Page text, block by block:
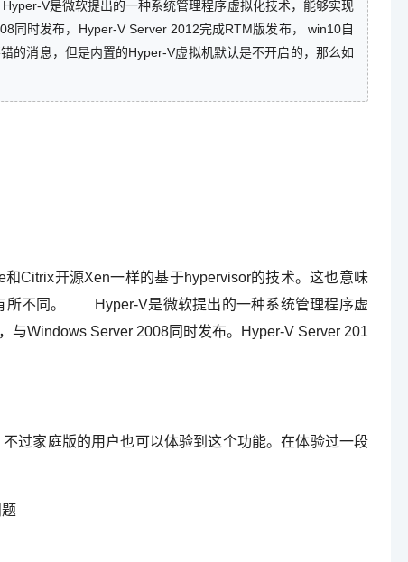
V是微软提出的一种系统管理程序虚拟化技术，能够实现
同时发布，Hyper-V Server 2012完成RTM版发布， win10自
的消息，但是内置的Hyper-V虚拟机默认是不开启的，那么如
Citrix开源Xen一样的基于hypervisor的技术。这也意味
所不同。 Hyper-V是微软提出的一种系统管理程序虚
与Windows Server 2008同时发布。Hyper-V Server 201
过家庭版的用户也可以体验到这个功能。在体验过一段